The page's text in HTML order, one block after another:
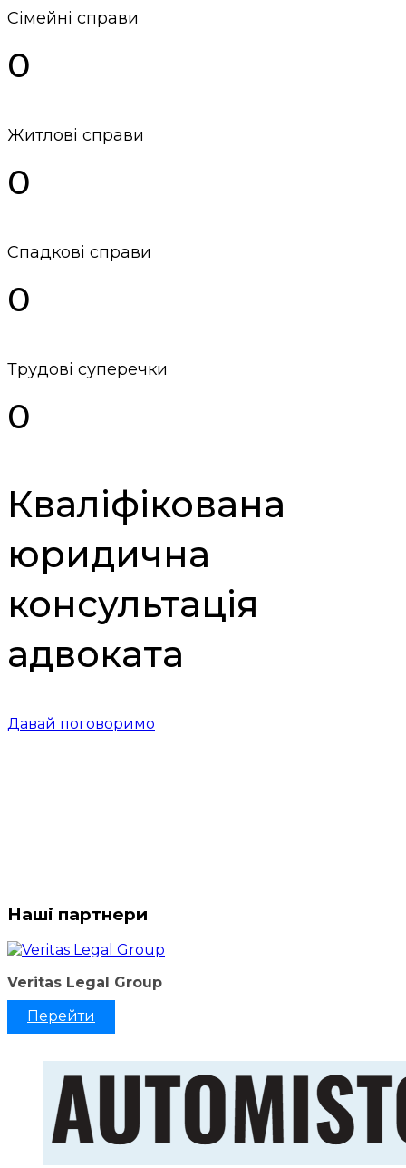
Сімейні справи
0
Житлові справи
0
Спадкові справи
0
Трудові суперечки
0
Кваліфікована
юридична
консультація
адвоката
Давай поговоримо
Наші партнери
Veritas Legal Group
Перейти